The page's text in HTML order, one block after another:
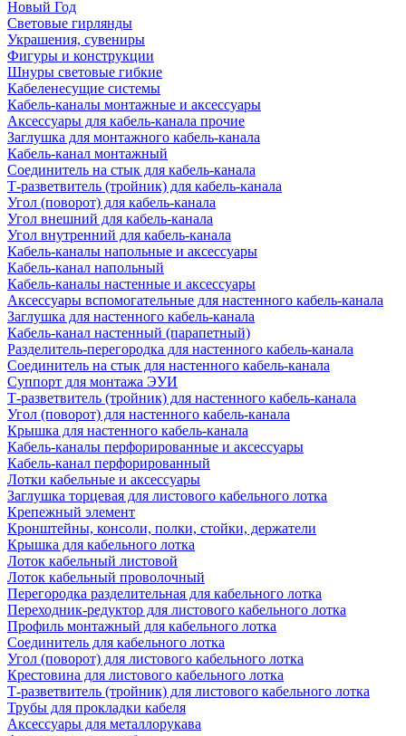
Новый Год
Световые гирлянды
Украшения, сувениры
Фигуры и конструкции
Шнуры световые гибкие
Кабеленесущие системы
Кабель-каналы монтажные и аксессуары
Аксессуары для кабель-канала прочие
Заглушка для монтажного кабель-канала
Кабель-канал монтажный
Соединитель на стык для кабель-канала
Т-разветвитель (тройник) для кабель-канала
Угол (поворот) для кабель-канала
Угол внешний для кабель-канала
Угол внутренний для кабель-канала
Кабель-каналы напольные и аксессуары
Кабель-канал напольный
Кабель-каналы настенные и аксессуары
Аксессуары вспомогательные для настенного кабель-канала
Заглушка для настенного кабель-канала
Кабель-канал настенный (парапетный)
Разделитель-перегородка для настенного кабель-канала
Соединитель на стык для настенного кабель-канала
Суппорт для монтажа ЭУИ
Т-разветвитель (тройник) для настенного кабель-канала
Угол (поворот) для настенного кабель-канала
Крышка для настенного кабель-канала
Кабель-каналы перфорированные и аксессуары
Кабель-канал перфорированный
Лотки кабельные и аксессуары
Заглушка торцевая для листового кабельного лотка
Крепежный элемент
Кронштейны, консоли, полки, стойки, держатели
Крышка для кабельного лотка
Лоток кабельный листовой
Лоток кабельный проволочный
Перегородка разделительная для кабельного лотка
Переходник-редуктор для листового кабельного лотка
Профиль монтажный для кабельного лотка
Соединитель для кабельного лотка
Угол (поворот) для листового кабельного лотка
Крестовина для листового кабельного лотка
Т-разветвитель (тройник) для листового кабельного лотка
Трубы для прокладки кабеля
Аксессуары для металлорукава